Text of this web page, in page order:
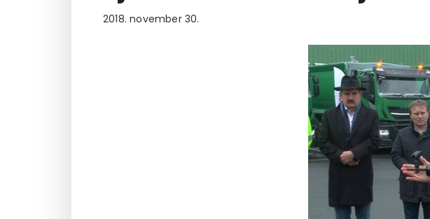
2018. november 30.